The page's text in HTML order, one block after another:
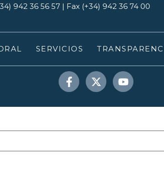
942 36 56 57 | Fax (+34) 942 36 74 00
SERVICIOS